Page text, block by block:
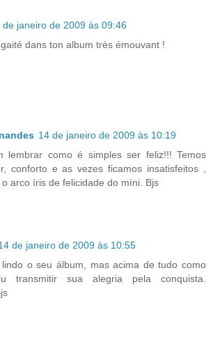
de janeiro de 2009 às 09:46
dans ton album très émouvant !
14 de janeiro de 2009 às 10:19
lembrar como é simples ser feliz!!! Temos
conforto e as vezes ficamos insatisfeitos ,
o arco íris de felicidade do míni. Bjs
de janeiro de 2009 às 10:55
o seu álbum, mas acima de tudo como
transmitir sua alegria pela conquista.